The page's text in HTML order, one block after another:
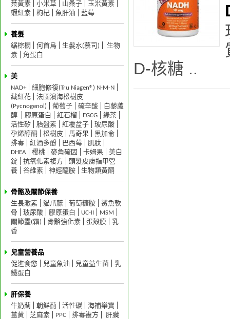
葉黃素
小米草 山桑子
玉米黃素
蝦紅素
枸杞 魚肝油 藍莓
養髮
鋸棕櫚
何首烏 生髮水(慕司)
生物
素
角蛋白
美
NAD+
細胞修復(Tru Niagen®) N-M-N
藏紅花
法國濱海松樹皮
(Pycnogenol)
葡萄子 硫辛酸
白藜蘆
醇
膠原蛋白 紅石榴 EGCG
綠茶
活性矽
胎盤素 紅覆盆子
玻尿酸
孕烯醇酮
松樹皮 馬奇果
黑加侖
排毒
紅酒多酚 巴西莓
肌肽
DHEA
樱桃 麥角硫因 卡姆果
美白
錠
抗氧化素複方
頭髮皮膚指甲營
養
谷維素 神經醯胺 生物類黃酮
骨骼及關節保養
生長激素
貓爪藤 葡萄糖胺
鯊魚軟
骨
玻尿酸 膠原蛋白 UC-II
MSM
關節靈(霜)
骨骼強化素 蛋殼膜
乳
香
兒童營養品
促進食慾
兒童魚油 兒童益生菌
乳
鐵蛋白
肝保養
牛奶薊
朝鮮薊 活性碳
海補樂寶
薑黃
芝麻素 PPC 排毒複方
肝臟
D-核糖 ..